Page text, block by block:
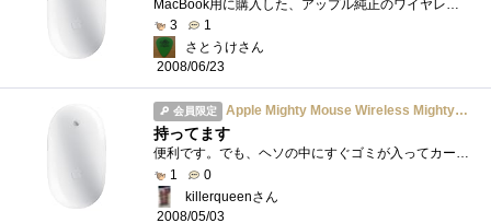
3
1
さとうけさん
2008/06/23
会員限定 Apple Mighty Mouse Wireless Mighty Mouse MA272J/A
持ってます
便利です。でも、ヘソの中にすぐゴミが入ってカーソルの動きが…(T_T)マメなお掃除必須。
1
0
killerqueenさん
2008/05/03